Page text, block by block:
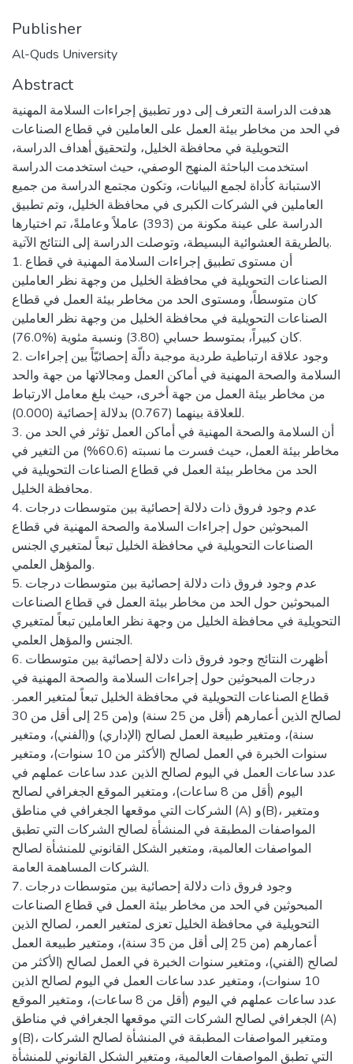
Publisher
Al-Quds University
Abstract
هدفت الدراسة التعرف إلى دور تطبيق إجراءات السلامة المهنية
في الحد من مخاطر بيئة العمل على العاملين في قطاع الصناعات
التحويلية في محافظة الخليل، ولتحقيق أهداف الدراسة،
استخدمت الباحثة المنهج الوصفي، حيث استخدمت الدراسة
الاستبانة كأداة لجمع البيانات، وتكون مجتمع الدراسة من جميع
العاملين في الشركات الكبرى في محافظة الخليل، وتم تطبيق
الدراسة على عينة مكونة من (393) عاملاً وعاملةً، تم اختيارها
بالطريقة العشوائية البسيطة، وتوصلت الدراسة إلى النتائج الآتية.
1. أن مستوى تطبيق إجراءات السلامة المهنية في قطاع
الصناعات التحويلية في محافظة الخليل من وجهة نظر العاملين
كان متوسطاً، ومستوى الحد من مخاطر بيئة العمل في قطاع
الصناعات التحويلية في محافظة الخليل من وجهة نظر العاملين
كان كبيراً، بمتوسط حسابي (3.80) ونسبة مئوية (%76.0).
2. وجود علاقة ارتباطية طردية موجبة دالّة إحصائيّاً بين إجراءات
السلامة والصحة المهنية في أماكن العمل ومجالاتها من جهة والحد
من مخاطر بيئة العمل من جهة أخرى، حيث بلغ معامل الارتباط
للعلاقة بينهما (0.767) بدلالة إحصائية (0.000).
3. أن السلامة والصحة المهنية في أماكن العمل تؤثر في الحد من
مخاطر بيئة العمل، حيث فسرت ما نسبته (60.6%) من التغير في
الحد من مخاطر بيئة العمل في قطاع الصناعات التحويلية في
محافظة الخليل.
4. عدم وجود فروق ذات دلالة إحصائية بين متوسطات درجات
المبحوثين حول إجراءات السلامة والصحة المهنية في قطاع
الصناعات التحويلية في محافظة الخليل تبعاً لمتغيري الجنس
والمؤهل العلمي.
5. عدم وجود فروق ذات دلالة إحصائية بين متوسطات درجات
المبحوثين حول الحد من مخاطر بيئة العمل في قطاع الصناعات
التحويلية في محافظة الخليل من وجهة نظر العاملين تبعاً لمتغيري
الجنس والمؤهل العلمي.
6. أظهرت النتائج وجود فروق ذات دلالة إحصائية بين متوسطات
درجات المبحوثين حول إجراءات السلامة والصحة المهنية في
قطاع الصناعات التحويلية في محافظة الخليل تبعاً لمتغير العمر.
لصالح الذين أعمارهم (أقل من 25 سنة) و(من 25 إلى أقل من 30
سنة)، ومتغير طبيعة العمل لصالح (الإداري) و(الفني)، ومتغير
سنوات الخبرة في العمل لصالح (الأكثر من 10 سنوات)، ومتغير
عدد ساعات العمل في اليوم لصالح الذين عدد ساعات عملهم في
اليوم (أقل من 8 ساعات)، ومتغير الموقع الجغرافي لصالح
الشركات التي موقعها الجغرافي في مناطق (A) و(B)، ومتغير
المواصفات المطبقة في المنشأة لصالح الشركات التي تطبق
المواصفات العالمية، ومتغير الشكل القانوني للمنشأة لصالح
الشركات المساهمة العامة.
7. وجود فروق ذات دلالة إحصائية بين متوسطات درجات
المبحوثين في الحد من مخاطر بيئة العمل في قطاع الصناعات
التحويلية في محافظة الخليل تعزى لمتغير العمر، لصالح الذين
أعمارهم (من 25 إلى أقل من 35 سنة)، ومتغير طبيعة العمل
لصالح (الفني)، ومتغير سنوات الخبرة في العمل لصالح (الأكثر من
10 سنوات)، ومتغير عدد ساعات العمل في اليوم لصالح الذين
عدد ساعات عملهم في اليوم (أقل من 8 ساعات)، ومتغير الموقع
الجغرافي لصالح الشركات التي موقعها الجغرافي في مناطق (A)
و(B)، ومتغير المواصفات المطبقة في المنشأة لصالح الشركات
التي تطبق المواصفات العالمية، ومتغير الشكل القانوني للمنشأة